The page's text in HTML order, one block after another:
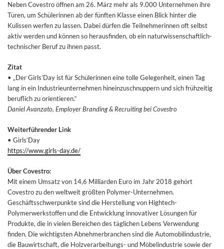
Neben Covestro öffnen am 26. März mehr als 9.000 Unternehmen ihre
Türen, um Schülerinnen ab der fünften Klasse einen Blick hinter die
Kulissen werfen zu lassen. Dabei dürfen die Teilnehmerinnen oft selbst
aktiv werden und können so herausfinden, ob ein naturwissenschaftlich-
technischer Beruf zu ihnen passt.
Zitat
• „Der Girls’Day ist für Schülerinnen eine tolle Gelegenheit, einen Tag
lang in ein Industrieunternehmen hineinzuschnuppern und sich frühzeitig
beruflich zu orientieren.“
Daniel Avanzato, Employer Branding & Recruiting bei Covestro
Weiterführender Link
• Girls’Day
https://www.girls-day.de/
Über Covestro:
Mit einem Umsatz von 14,6 Milliarden Euro im Jahr 2018 gehört
Covestro zu den weltweit größten Polymer-Unternehmen.
Geschäftsschwerpunkte sind die Herstellung von Hightech-
Polymerwerkstoffen und die Entwicklung innovativer Lösungen für
Produkte, die in vielen Bereichen des täglichen Lebens Verwendung
finden. Die wichtigsten Abnehmerbranchen sind die Automobilindustrie,
die Bauwirtschaft, die Holzverarbeitungs- und Möbelindustrie sowie der